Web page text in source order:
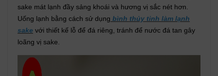
sake mát lạnh đầy sảng khoái và hương vị sắc nét hơn.
Uống lạnh bằng cách sử dụng bình thủy tinh làm lạnh
sake với thiết kế lỗ để đá riêng, tránh để nước đá tan gây
loãng vị sake.